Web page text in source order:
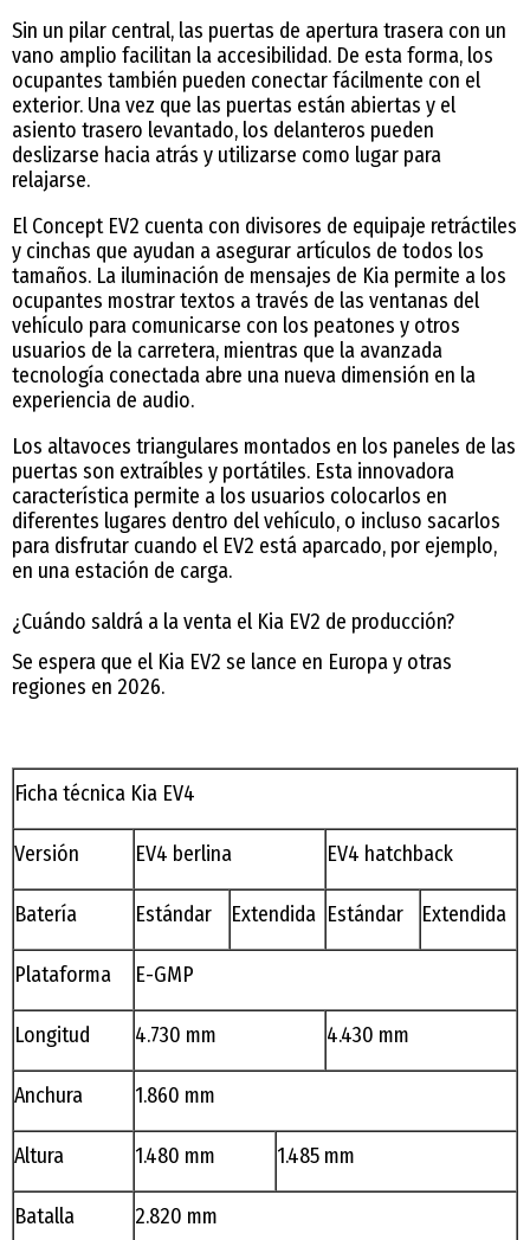
Sin un pilar central, las puertas de apertura trasera con un
vano amplio facilitan la accesibilidad. De esta forma, los
ocupantes también pueden conectar fácilmente con el
exterior. Una vez que las puertas están abiertas y el
asiento trasero levantado, los delanteros pueden
deslizarse hacia atrás y utilizarse como lugar para
relajarse.
El Concept EV2 cuenta con divisores de equipaje retráctiles
y cinchas que ayudan a asegurar artículos de todos los
tamaños. La iluminación de mensajes de Kia permite a los
ocupantes mostrar textos a través de las ventanas del
vehículo para comunicarse con los peatones y otros
usuarios de la carretera, mientras que la avanzada
tecnología conectada abre una nueva dimensión en la
experiencia de audio.
Los altavoces triangulares montados en los paneles de las
puertas son extraíbles y portátiles. Esta innovadora
característica permite a los usuarios colocarlos en
diferentes lugares dentro del vehículo, o incluso sacarlos
para disfrutar cuando el EV2 está aparcado, por ejemplo,
en una estación de carga.
¿Cuándo saldrá a la venta el Kia EV2 de producción?
Se espera que el Kia EV2 se lance en Europa y otras
regiones en 2026.
Ficha técnica Kia EV4
Versión EV4 berlina EV4 hatchback
Batería Estándar Extendida Estándar Extendida
Plataforma E-GMP
Longitud 4.730 mm 4.430 mm
Anchura 1.860 mm
Altura 1.480 mm 1.485 mm
Batalla 2.820 mm